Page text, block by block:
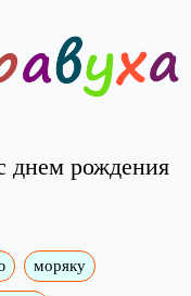
днем рождения
моряку